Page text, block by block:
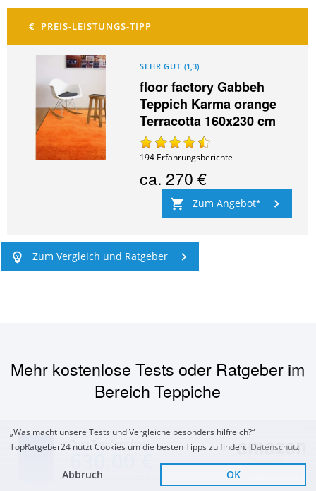
Zum Top Angebot
KOSTENLOSE LIEFERUNG Sofort Lieferbar
SEHR GUT (1,3)
floor factory Gabbeh
Teppich Karma orange
Terracotta 160x230 cm
194 Erfahrungsberichte
ca.270 €
Zum Angebot
Zum Vergleich und Ratgeber
Mehr kostenlose Tests oder Ratgeber im
BereichTeppiche
„Was macht unsere Tests und Vergleiche besonders hilfreich?“
TopRatgeber24 nutzt Cookies um die besten Tipps zu finden. Datenschutz
Abbruch OK